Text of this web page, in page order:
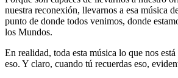
nuestra reconexión, llevarnos a esa música
punto de donde todos venimos, donde
los Mundos.
En realidad, toda esta música lo que nos
eso. Y claro, cuando tú recuerdas eso,